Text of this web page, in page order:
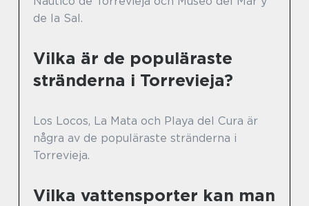
de la Sal.
Vilka är de populäraste
stränderna i Torrevieja?
Los Locos, La Mata och Playa del Cura är
några av de populäraste stränderna i
Torrevieja.
Vilka vattensporter kan man